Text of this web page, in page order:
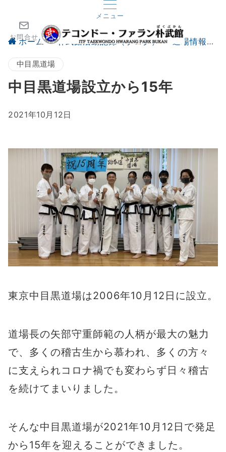
メニュー
お問合せ
ホーム 朴武館活動記録（ブログ） 道場情報
中目黒道場
中目黒道場設立から15年
2021年10月12日
東京中目黒道場は2006年10月12日に設立。
道場長の矢部守重師範の人柄が最大の魅力
で、多くの稽古生から慕われ、多くの方々
に支えられコロナ禍でも変わらず日々稽古
を続けてまいりました。
そんな中目黒道場が2021年10月12日で発足
から15年を迎えることができました。